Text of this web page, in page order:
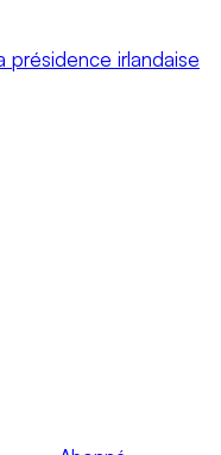
présidence irlandaise